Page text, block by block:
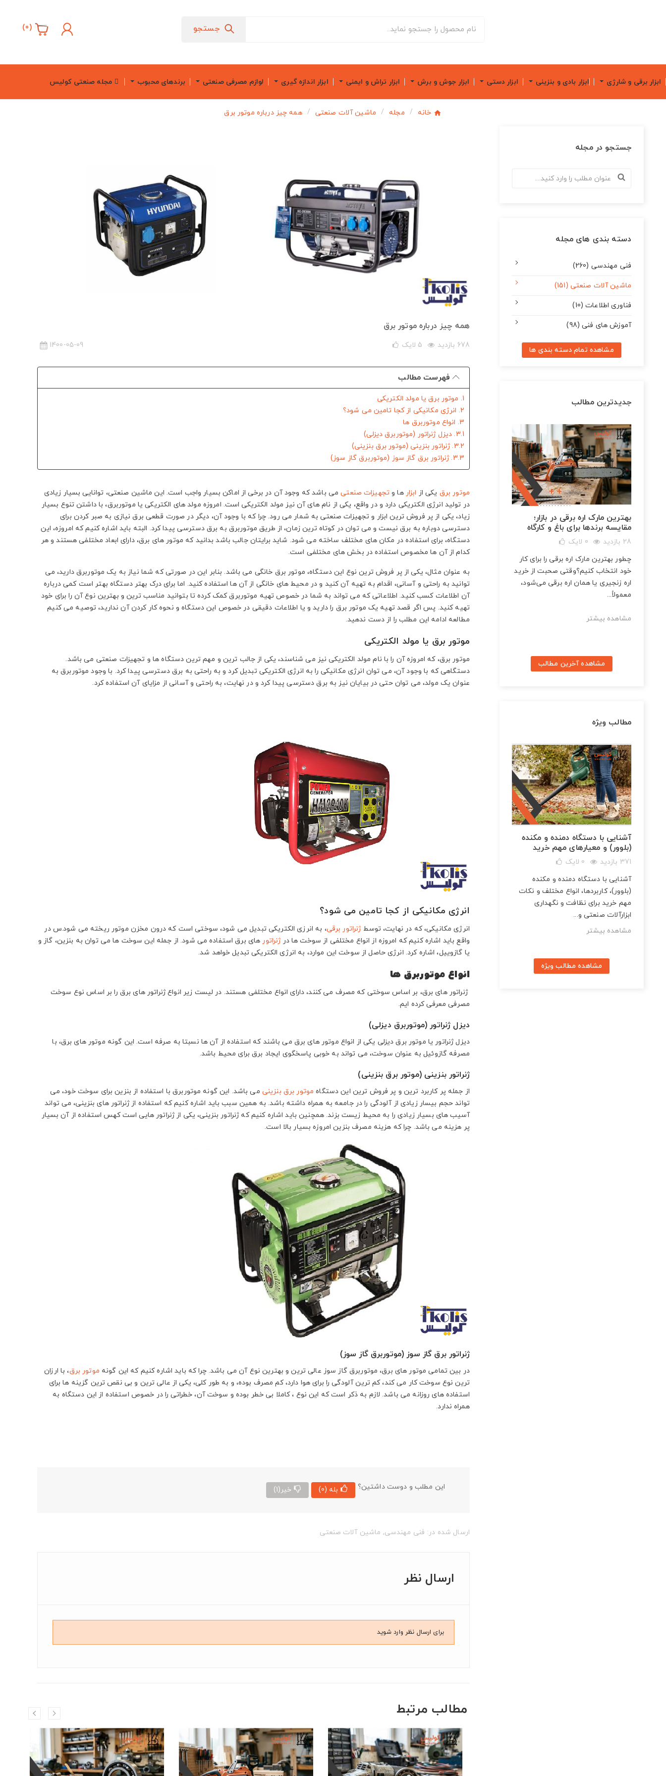
جستجو (
0
)
ابزار برقی و شارژی ابزار بادی و بنزینی ابزار دستی ابزار جوش و برش ابزار تراش و ایمنی ابزار اندازه گیری لوازم مصرفی صنعتی برندهای محبوب مجله صنعتی کولیس
خانه مجله ماشین آلات صنعتی همه چیز درباره موتور برق
همه چیز درباره موتور برق
678 بازدید 5 لایک 1400-05-09
فهرست مطالب
1. موتور برق یا مولد الکتریکی
2. انرژی مکانیکی از کجا تامین می شود؟
3. انواع موتوربرق ها
3.1. دیزل ژنراتور (موتوربرق دیزلی)
3.2. ژنراتور بنزینی (موتور برق بنزینی)
3.3. ژنراتور برق گاز سوز (موتوربرق گاز سوز)
موتور برق یکی از ابزار ها و تجهیزات صنعتیمی باشد که وجود آن در برخی از اماکن بسیار واجب است. این ماشین صنعتی، توانایی بسیار زیادی
در تولید انرژی الکتریکی دارد و در واقع، یکی از نام های آن نیز مولد الکتریکی است. امروزه مولد های الکتریکی یا موتوربرق، با داشتن تنوع بسیار
زیاد، یکی از پر فروش ترین ابزار و تجهیزات صنعتی به شمار می رود. چرا که با وجود آن، دیگر در صورت قطعی برق نیازی به صبر کردن برای
دسترسی دوباره به برق نیست و می توان در کوتاه ترین زمان، از طریق موتوربرق به برق دسترسی پیدا کرد. البته باید اشاره کنیم که امروزه، این
دستگاه، برای استفاده در مکان های مختلف ساخته می شود. شاید برایتان جالب باشد بدانید که موتور های برق، دارای ابعاد مختلفی هستند و هر
کدام از آن ها مخصوص استفاده در بخش های مختلفی است.
به عنوان مثال، یکی از پر فروش ترین نوع این دستگاه، موتور برق خانگی می باشد. بنابر این در صورتی که شما نیاز به یک موتوربرق دارید، می
توانید به راحتی و آسانی، اقدام به تهیه آن کنید و در محیط های خانگی از آن ها استفاده کنید. اما برای درک بهتر دستگاه بهتر است کمی درباره
آن اطلاعات کسب کنید. اطلاعاتی که می تواند به شما در خصوص تهیه موتوربرق کمک کرده تا بتوانید مناسب ترین و بهترین نوع آن را برای خود
تهیه کنید. پس اگر قصد تهیه یک موتور برق را دارید و یا اطلاعات دقیقی در خصوص این دستگاه و نحوه کار کردن آن ندارید، توصیه می کنیم
مطالعه ادامه این مطلب را از دست ندهید.
موتور برق یا مولد الکتریکی
موتور برق، که امروزه آن را با نام مولد الکتریکی نیز می شناسند، یکی از جالب ترین و مهم ترین دستگاه ها و تجهیزات صنعتی می باشد.
دستگاهی که با وجود آن، می توان انرژی مکانیکی را به انرژی الکتریکی تبدیل کرد و به راحتی به برق دسترسی پیدا کرد. با وجود موتوربرق به
عنوان یک مولد، می توان حتی در بیایان نیز به برق دسترسی پیدا کرد و در نهایت، به راحتی و آسانی از مزایای آن استفاده کرد.
انرژی مکانیکی از کجا تامین می شود؟
انرژی مکانیکی، که در نهایت، توسطژنراتور برقی، به انرزی الکتریکی تبدیل می شود، سوختی است که درون مخزن موتور ریخته می شود.س در
واقع باید اشاره کنیم که امروزه از انواع مختلفی از سوخت ها درژنراتور های برق استفاده می شود. از جمله این سوخت ها می توان به بنزین، گاز و
یا گازوییل، اشاره کرد. انرژی حاصل از سوخت این موارد، به انرژی الکتریکی تبدیل خواهد شد.
انواع موتوربرق ها
ژنراتور های برق، بر اساس سوختی که مصرف می کنند، دارای انواع مختلفی هستند. در لیست زیر انواع ژنراتور های برق را بر اساس نوع سوخت
مصرفی معرفی کرده ایم.
دیزل ژنراتور (موتوربرق دیزلی)
دیزل ژنراتور یا موتور برق دیزلی یکی از انواع موتور های برق می باشند که استفاده از آن ها نسبتا به صرفه است. این گونه موتور های برق، با
مصرفه گازوئیل به عنوان سوخت، می تواند به خوبی پاسخگوی ایجاد برق برای محیط باشد.
ژنراتور بنزینی (موتور برق بنزینی)
از جمله پر کاربرد ترین و پر فروش ترین این دستگاه موتور برق بنزینی می باشد. این گونه موتوربرق با استفاده از بنزین برای سوخت خود، می
تواند حجم بیسار زیادی از آلودگی را در جامعه به همراه داشته باشد. به همین سبب باید اشاره کنیم که استفاده از ژنراتور های بنزینی، می تواند
آسیب های بسیار زیادی را به محیط زیست بزند. همچنین باید اشاره کنیم که ژنراتور بنزینی، یکی از ژنراتور هایی است کهس استفاده از آن بسیار
پر هزینه می باشد. چرا که هزینه مصرف بنزین امروزه بسیار بالا است.
ژنراتور برق گاز سوز (موتوربرق گاز سوز)
در بین تمامی موتور های برق، موتوربرق گاز سوز عالی ترین و بهترین نوع آن می باشد. چرا که باید اشاره کنیم که این گونه موتور برق، با ارزان
ترین نوع سوخت کار می کند، کم ترین آلودگی را برای هوا دارد، کم مصرف بوده، و به طور کلی، یکی از عالی ترین و بی نقص ترین گزینه ها برای
استفاده های روزانه می باشد. لازم به ذکر است که این نوع ، کاملا بی خطر بوده و سوخت آن، خطراتی را در خصوص استفاده از این دستگاه به
همراه ندارد.
این مطلب و دوست داشتین؟ بله (0) خیر (1)
ارسال شده در: فنی مهندسی, ماشین آلات صنعتی
ارسال نظر
برای ارسال نظر وارد شوید
مطالب مرتبط
جستجو در مجله
دسته بندی های مجله
فنی مهندسی (260)
ماشین آلات صنعتی (151)
فناوری اطلاعات (10)
آموزش های فنی (98)
مشاهده تمام دسته بندی ها
جدیدترین مطالب
بهترین مارک اره برقی در بازار؛
مقایسه برندها برای باغ و کارگاه
28 بازدید 0 لایک
چطور بهترین مارک اره برقی را برای کار
خود انتخاب کنیم؟وقتی صحبت از خرید
اره زنجیری یا همان اره برقی می‌شود،
معمولاً...
مشاهده بیشتر
مشاهده آخرین مطالب
مطالب ویژه
آشنایی با دستگاه دمنده و مکنده
(بلوور) و معیارهای مهم خرید
371 بازدید 0 لایک
آشنایی با دستگاه دمنده و مکنده
(بلوور)، کاربردها، انواع مختلف و نکات
مهم خرید برای نظافت و نگهداری
ابزارآلات صنعتی و...
مشاهده بیشتر
مشاهده مطالب ویژه